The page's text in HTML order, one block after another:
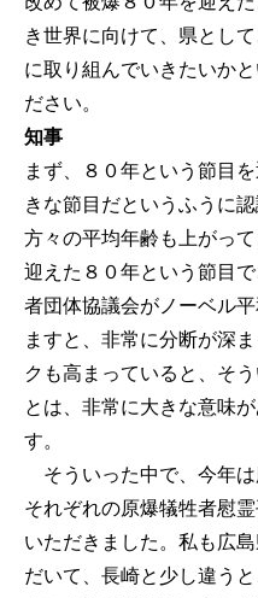
き世界に向けて、県とし
に取り組んでいきたいか
ださい。
知事
まず、８０年という節目
きな節目だというふうに
方々の平均年齢も上がっ
迎えた８０年という節目
者団体協議会がノーベル
ますと、非常に分断が深
クも高まっていると、そ
とは、非常に大きな意味
す。
そういった中で、今年
それぞれの原爆犠牲者慰
いただきました。私も広
だいて、長崎と少し違う